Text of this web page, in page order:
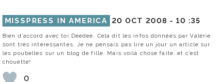
MISSPRESS IN AMERICA 20 OCT 2008 -10 :35
Bien d’accord avec toi Deedee. Cela dit les infos données par Valérie
sont très intéressantes. Je ne pensais pas lire un jour un article sur
les poubelles sur un blog de fille. Mais voilà chose faite..et c’est
chouette!
0